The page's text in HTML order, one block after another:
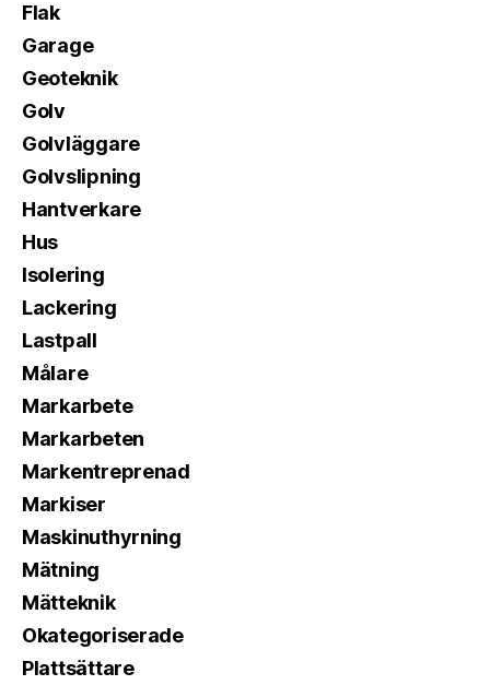
Flak
Garage
Geoteknik
Golv
Golvläggare
Golvslipning
Hantverkare
Hus
Isolering
Lackering
Lastpall
Målare
Markarbete
Markarbeten
Markentreprenad
Markiser
Maskinuthyrning
Mätning
Mätteknik
Okategoriserade
Plattsättare